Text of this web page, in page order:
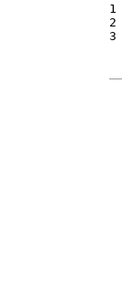
1
2
3